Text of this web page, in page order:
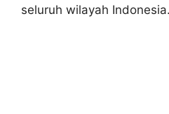
seluruh wilayah Indonesia.